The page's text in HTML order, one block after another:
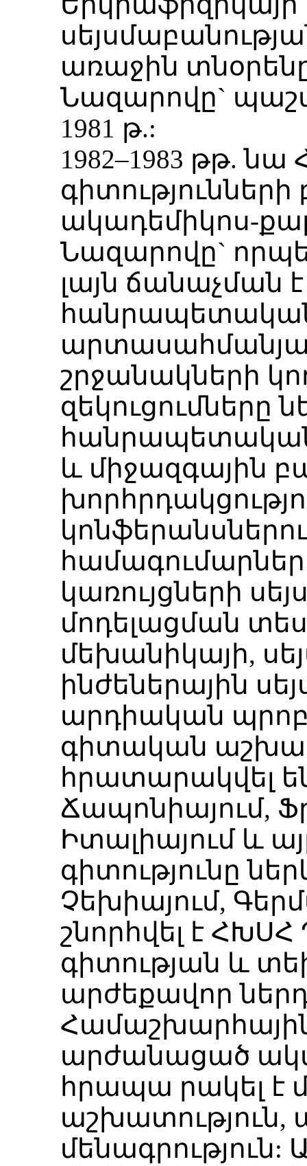
առաջին
Նազարովը`
1981 թ.:
1982–1983 թթ.
ակադեմիկոս-
Նազարովը`
լայն ճանաչման
շրջանակների
զեկուցումները
և միջազգային
կառույցների
մոդելացման
մեխանիկայի,
ինժեներային
արդիական
գիտական
հրատարակվել
Ճապոնիայում,
Իտալիայում և
գիտությունը
Չեխիայում,
շնորհվել է
գիտության և
արժեքավոր
արժանացած
հրապա րակել է
աշխատություն,